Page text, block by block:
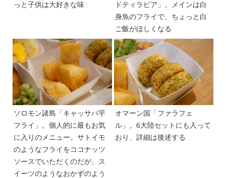
っと子供は大好きな味
ドティラピア」。メインは白
身魚のフライで、ちょっと白
ご飯がほしくなる
ソロモン諸島「キャッサバ芋
フライ」。個人的に最もお気
に入りのメニュー。サトイモ
のようなフライをココナッツ
ソースでいただくのだが、ス
イーツのようなおかずのよう
オマーン国「ファラフェ
ル」。6大陸セットにも入って
おり、詳細は後述する